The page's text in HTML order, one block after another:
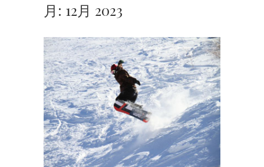
月: 12月 2023